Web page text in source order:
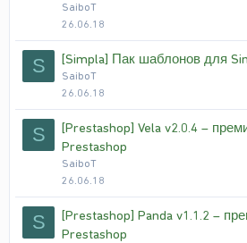
SaiboT
26.06.18
S [Simpla] Пак шаблонов для
SaiboT
26.06.18
S
[Prestashop] Vela v2.0.4 –
Prestashop
SaiboT
26.06.18
S
[Prestashop] Panda v1.1.2 –
Prestashop